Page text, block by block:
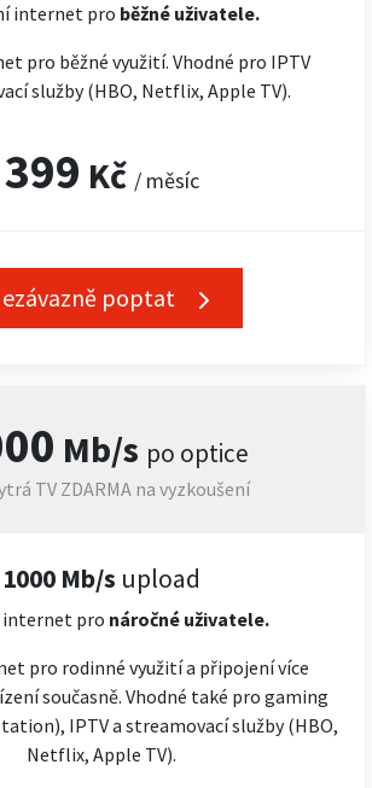
internet pro běžné uživatele.
pro běžné využití. Vhodné pro IPTV
služby (HBO, Netflix, Apple TV).
399 Kč / měsíc
poptat
Mb/s po optice
TV ZDARMA na vyzkoušení
1000 Mb/s upload
pro náročné uživatele.
pro rodinné využití a připojení více
současně. Vhodné také pro gaming
IPTV a streamovací služby (HBO,
Netflix, Apple TV).